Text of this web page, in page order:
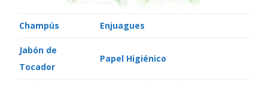
Champús Enjuagues
Jabón de
Tocador
Papel Higiénico